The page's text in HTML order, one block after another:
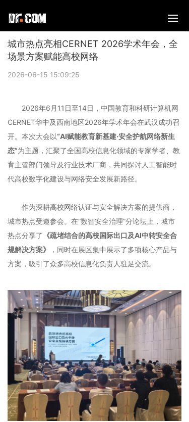
城市热点亮相CERNET 2026学术年会，全
场景方案赋能高校网络
2026-06-15 15:09:25
2026年6月11日至14日，中国教育和科研计算机网
CERNET华中及西南地区2026年学术年会在武汉成功召
开。本次大会以“AI赋能教育新基建·安全护航网络新生
态”为主题，汇聚了全国高校信息化领域的专家学者、教
育主管部门领导及行业技术厂商，共同探讨人工智能时
代高校数字化建设与网络安全发展新路径。
作为深耕高校网络认证与安全解决方案的提供商，
城市热点受邀参会。在“数智安全治理”分论坛上，城市
热点分享了 《疏堵结合的高校国际出口及AI中转安全合
规解决方案》
，同时在展区集中展示了多项核心产品与
方案，吸引了众多高校信息化负责人驻足交流。